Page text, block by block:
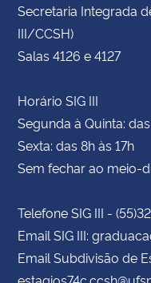
Secretaria Integrada
III/CCSH)
Salas 4126 e 4127
Horário SIG III
Segunda à Quinta:
Sexta: das 8h às 17h
Sem fechar ao meio-
Telefone SIG III -
Email SIG III:
Email Subdivisão de